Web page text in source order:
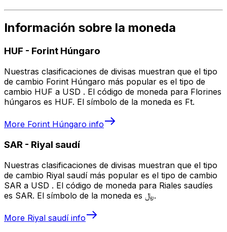
Información sobre la moneda
HUF - Forint Húngaro
Nuestras clasificaciones de divisas muestran que el tipo
de cambio Forint Húngaro más popular es el tipo de
cambio HUF a USD . El código de moneda para Florines
húngaros es HUF. El símbolo de la moneda es Ft.
More Forint Húngaro info
SAR - Riyal saudí
Nuestras clasificaciones de divisas muestran que el tipo
de cambio Riyal saudí más popular es el tipo de cambio
SAR a USD . El código de moneda para Riales saudíes
es SAR. El símbolo de la moneda es ﷼.
More Riyal saudíinfo